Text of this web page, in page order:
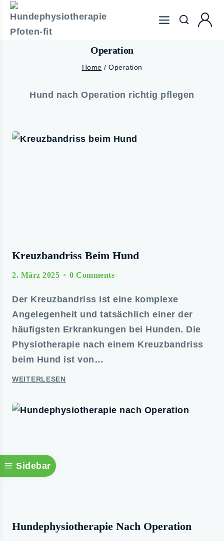
Sidebar
Operation
Home / Operation
Hund nach Operation richtig pflegen
Kreuzbandriss Beim Hund
2. März 2025 0 Comments
Der Kreuzbandriss ist eine komplexe
Angelegenheit und tatsächlich einer der
häufigsten Erkrankungen bei Hunden. Die
Physiotherapie nach einem Kreuzbandriss
beim Hund ist von…
WEITERLESEN
Hundephysiotherapie Nach Operation